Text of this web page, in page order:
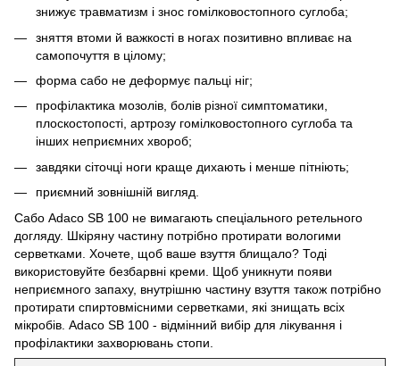
знижує травматизм і знос гомілковостопного суглоба;
зняття втоми й важкості в ногах позитивно впливає на
самопочуття в цілому;
форма сабо не деформує пальці ніг;
профілактика мозолів, болів різної симптоматики,
плоскостопості, артрозу гомілковостопного суглоба та
інших неприємних хвороб;
завдяки сіточці ноги краще дихають і менше пітніють;
приємний зовнішній вигляд.
Сабо Adaco SB 100 не вимагають спеціального ретельного
догляду. Шкіряну частину потрібно протирати вологими
серветками. Хочете, щоб ваше взуття блищало? Тоді
використовуйте безбарвні креми. Щоб уникнути появи
неприємного запаху, внутрішню частину взуття також потрібно
протирати спиртовмісними серветками, які знищать всіх
мікробів. Adaco SB 100 - відмінний вибір для лікування і
профілактики захворювань стопи.